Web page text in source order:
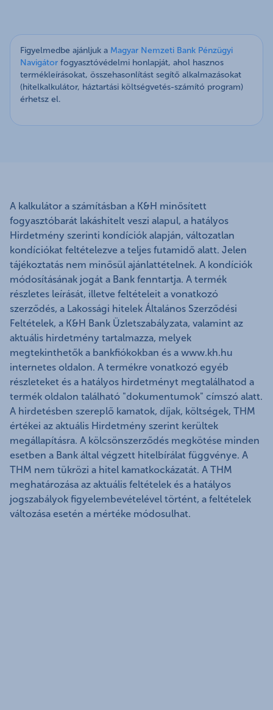
Figyelmedbe ajánljuk a Magyar Nemzeti Bank Pénzügyi
Navigátor fogyasztóvédelmi honlapját, ahol hasznos
termékleírásokat, összehasonlítást segítő alkalmazásokat
(hitelkalkulátor, háztartási költségvetés-számító program)
érhetsz el.
A kalkulátor a számításban a K&H minősített
fogyasztóbarát lakáshitelt veszi alapul, a hatályos
Hirdetmény szerinti kondíciók alapján, változatlan
kondíciókat feltételezve a teljes futamidő alatt. Jelen
tájékoztatás nem minősül ajánlattételnek. A kondíciók
módosításának jogát a Bank fenntartja. A termék
részletes leírását, illetve feltételeit a vonatkozó
szerződés, a Lakossági hitelek Általános Szerződési
Feltételek, a K&H Bank Üzletszabályzata, valamint az
aktuális hirdetmény tartalmazza, melyek
megtekinthetők a bankfiókokban és a www.kh.hu
internetes oldalon. A termékre vonatkozó egyéb
részleteket és a hatályos hirdetményt megtalálhatod a
termék oldalon található "dokumentumok" címszó alatt.
A hirdetésben szereplő kamatok, díjak, költségek, THM
értékei az aktuális Hirdetmény szerint kerültek
megállapításra. A kölcsönszerződés megkötése minden
esetben a Bank által végzett hitelbírálat függvénye. A
THM nem tükrözi a hitel kamatkockázatát. A THM
meghatározása az aktuális feltételek és a hatályos
jogszabályok figyelembevételével történt, a feltételek
változása esetén a mértéke módosulhat.